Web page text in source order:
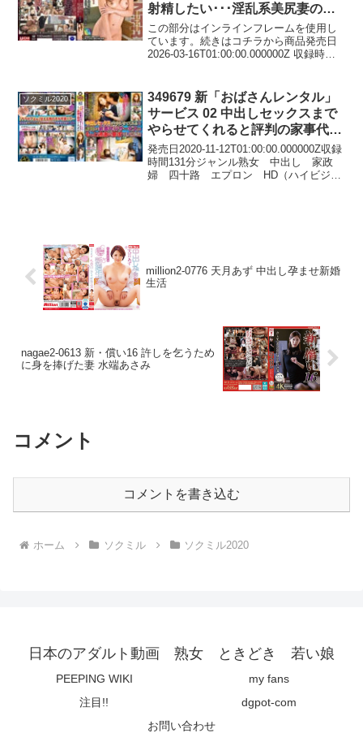
射精したい･･･淫乱系美尻妻の夫
は寝取られ願望に覚醒した男 水
川潤 【533394】
この部分はインラインフレームを使用し
ています。続きはコチラから商品発売日
2026-03-16T01:00:00.000000Z 収録時間
い･･･ メーカークリス...
ソクミル2020
349679 新「おばさんレンタル」
サービス 02 中出しセックスまで
やらせてくれると評判の家事代行
サービスにもっと過激な要求をし
てみた
発売日2020-11-12T01:00:00.000000Z収録
時間131分ジャンル熟女 中出し 家政
婦 四十路 エプロン HD（ハイビジョ
million2-0776 天月あず 中出し孕ませ新婚
生活
nagae2-0613 新・償い16 許しを乞うため
に身を捧げた妻 水端あさみ
コメント
コメントを書き込む
ホーム ソクミル ソクミル2020
日本のアダルト動画 熟女 ときどき 若い娘
PEEPING WIKI
my fans
注目!!
dgpot-com
お問い合わせ